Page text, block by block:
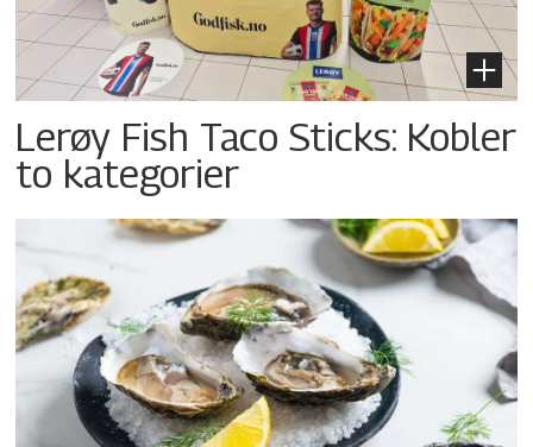
Lerøy Fish Taco Sticks: Kobler
to kategorier